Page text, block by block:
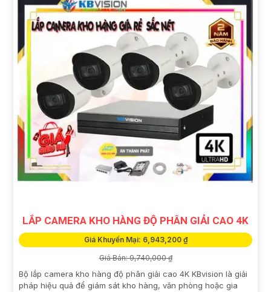
LẮP CAMERA KHO HÀNG ĐỘ PHÂN GIẢI CAO 4K
Giá Khuyến Mại: 6,943,200 ₫
Giá Bán: 9,740,000 ₫
Bộ lắp camera kho hàng độ phân giải cao 4K KBvision là giải
pháp hiệu quả để giám sát kho hàng, văn phòng hoặc gia